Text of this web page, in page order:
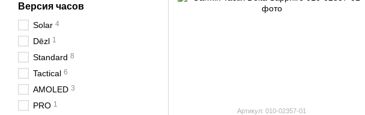
Артикул: 010-02357-01
Версия часов
Solar 4
Dēzl 1
Standard 8
Tactical 6
AMOLED 3
PRO 1